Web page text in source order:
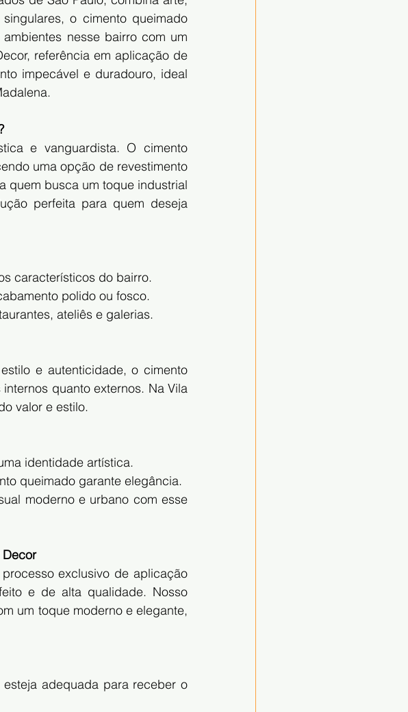
o cimento queimado
nesse bairro com um
referência em aplicação de
impecável e duradouro, ideal
e vanguardista. O cimento
uma opção de revestimento
quem busca um toque industrial
perfeita para quem deseja
característicos do bairro.
polido ou fosco.
ateliês e galerias.
e autenticidade, o cimento
quanto externos. Na Vila
valor e estilo.
identidade artística.
queimado garante elegância.
moderno e urbano com esse
exclusivo de aplicação
e de alta qualidade. Nosso
um toque moderno e elegante,
adequada para receber o